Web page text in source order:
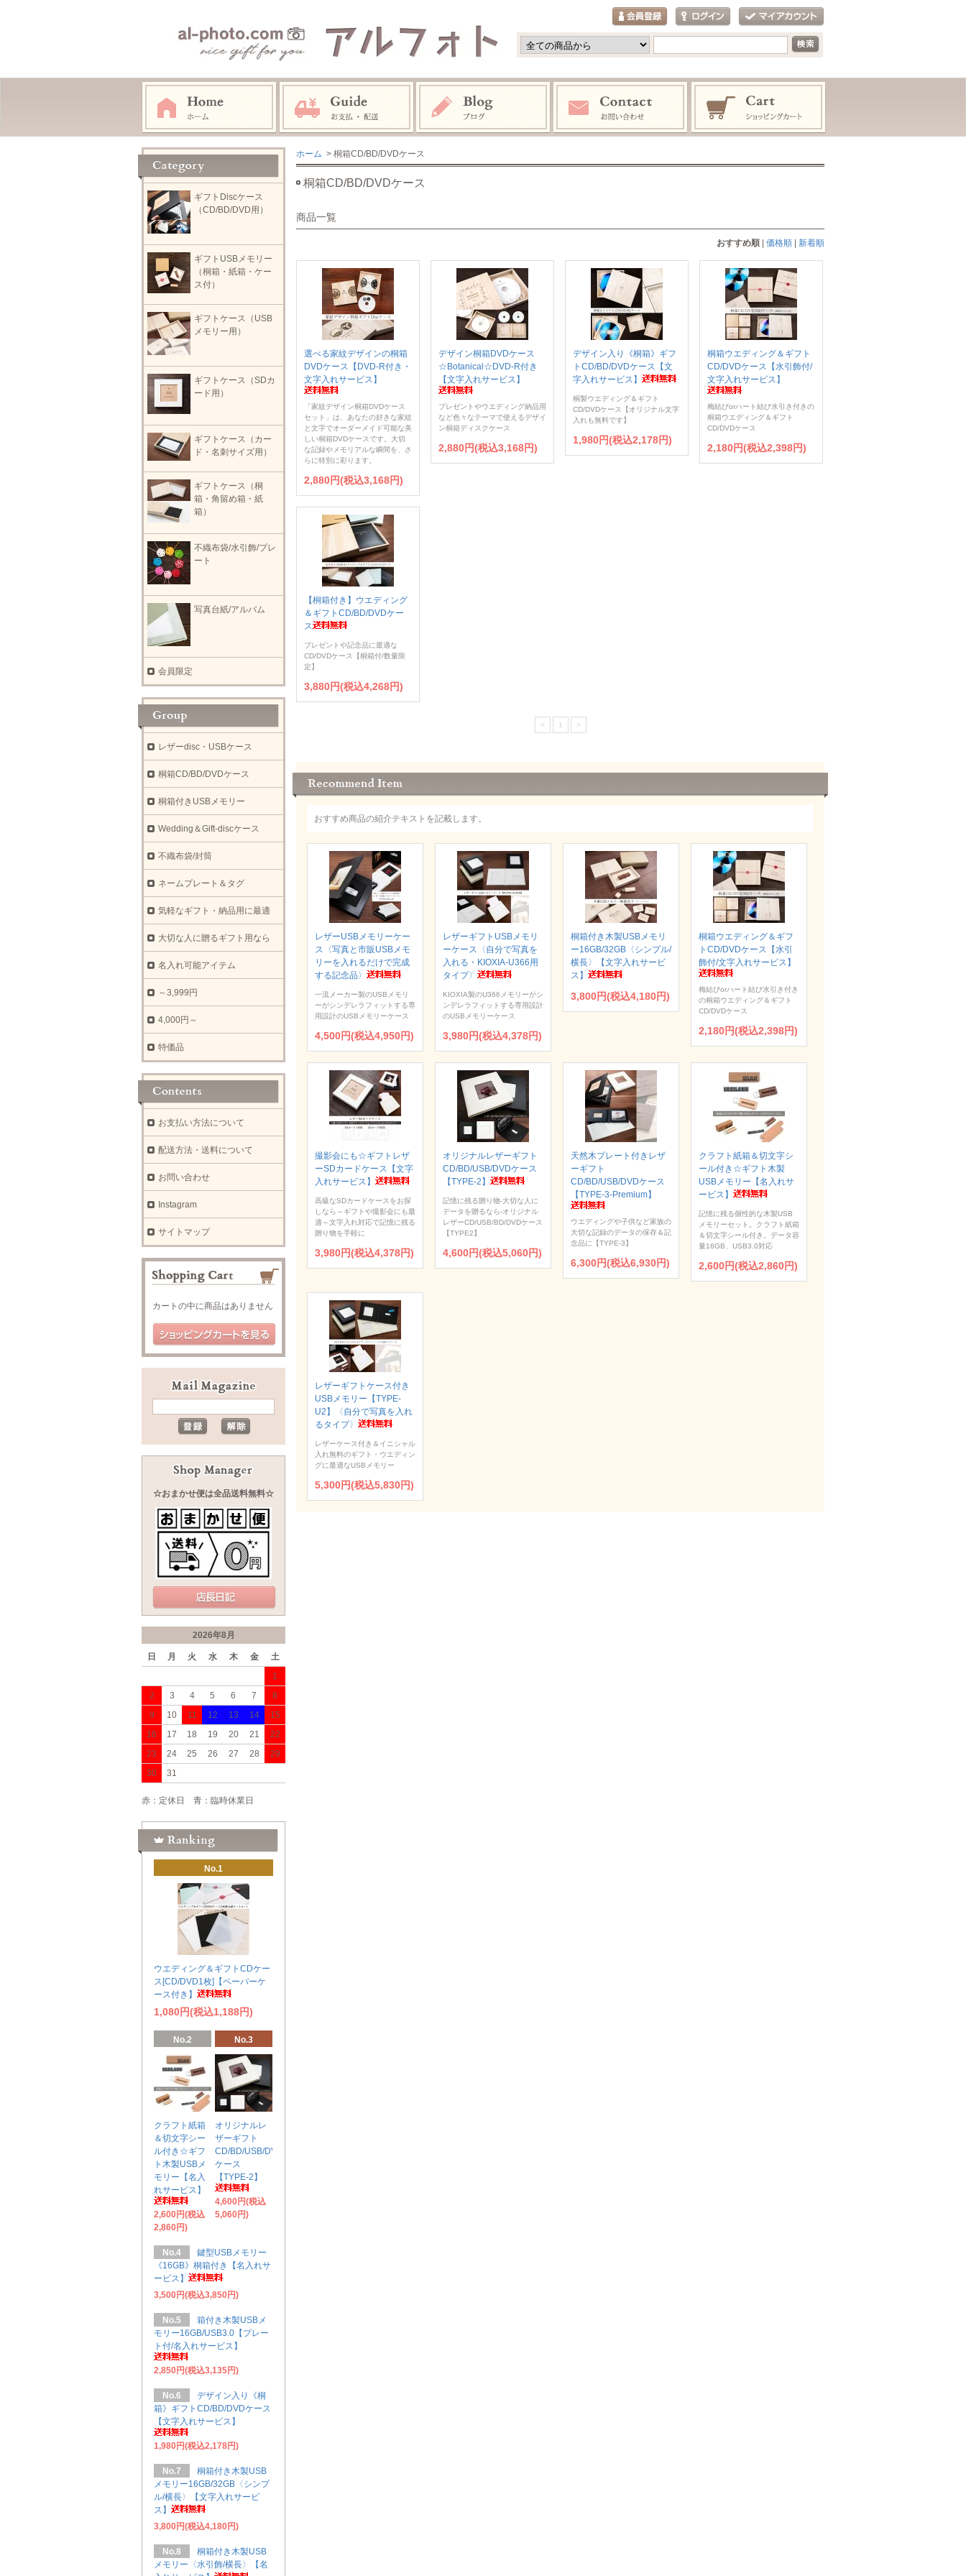
ホーム > 桐箱CD/BD/DVDケース
桐箱CD/BD/DVDケース
商品一覧
おすすめ順 価格順 新着順
選べる家紋デザインの桐箱
DVDケース【DVD-R付き・
文字入れサービス】
「家紋デザイン桐箱DVDケース
セット」は、あなたの好きな家紋
と文字でオーダーメイド可能な美
しい桐箱DVDケースです。大切
な記録やメモリアルな瞬間を、さ
らに特別に彩ります。
2,880円(税込3,168円)
デザイン桐箱DVDケース
☆Botanical☆DVD-R付き
【文字入れサービス】
プレゼントやウエディング納品用
など色々なテーマで使えるデザイ
ン桐箱ディスクケース
2,880円(税込3,168円)
デザイン入り《桐箱》ギフ
トCD/BD/DVDケース【文
字入れサービス】
桐製ウエディング＆ギフト
CD/DVDケース【オリジナル文字
入れも無料です】
1,980円(税込2,178円)
桐箱ウエディング＆ギフト
CD/DVDケース【水引飾付/
文字入れサービス】
梅結びorハート結び水引き付きの
桐箱ウエディング＆ギフト
CD/DVDケース
2,180円(税込2,398円)
【桐箱付き】ウエディング
＆ギフトCD/BD/DVDケー
ス
プレゼントや記念品に最適な
CD/DVDケース【桐箱付/数量限
定】
3,880円(税込4,268円)
< 1 >
おすすめ商品の紹介テキストを記載します。
レザーUSBメモリーケー
ス〈写真と市販USBメモ
リーを入れるだけで完成
する記念品〉
一流メーカー製のUSBメモリ
ーがシンデレラフィットする専
用設計のUSBメモリーケース
4,500円(税込4,950円)
レザーギフトUSBメモリ
ーケース〈自分で写真を
入れる・KIOXIA-U366用
タイプ〉
KIOXIA製のU366メモリーがシ
ンデレラフィットする専用設計
のUSBメモリーケース
3,980円(税込4,378円)
桐箱付き木製USBメモリ
ー16GB/32GB〈シンプル/
横長〉【文字入れサービ
ス】
3,800円(税込4,180円)
桐箱ウエディング＆ギフ
トCD/DVDケース【水引
飾付/文字入れサービス】
梅結びorハート結び水引き付き
の桐箱ウエディング＆ギフト
CD/DVDケース
2,180円(税込2,398円)
撮影会にも☆ギフトレザ
ーSDカードケース【文字
入れサービス】
高級なSDカードケースをお探
しなら～ギフトや撮影会にも最
適～文字入れ対応で記憶に残る
贈り物を手軽に
3,980円(税込4,378円)
オリジナルレザーギフト
CD/BD/USB/DVDケース
【TYPE-2】
記憶に残る贈り物-大切な人に
データを贈るなら-オリジナル
レザーCD/USB/BD/DVDケース
【TYPE2】
4,600円(税込5,060円)
天然木プレート付きレザ
ーギフト
CD/BD/USB/DVDケース
【TYPE-3-Premium】
ウエディングや子供など家族の
大切な記録のデータの保存＆記
念品に【TYPE-3】
6,300円(税込6,930円)
クラフト紙箱＆切文字シ
ール付き☆ギフト木製
USBメモリー【名入れサ
ービス】
記憶に残る個性的な木製USB
メモリーセット。クラフト紙箱
＆切文字シール付き。データ容
量16GB、USB3.0対応
2,600円(税込2,860円)
レザーギフトケース付き
USBメモリー【TYPE-
U2】〈自分で写真を入れ
るタイプ〉
レザーケース付き＆イニシャル
入れ無料のギフト・ウエディン
グに最適なUSBメモリー
5,300円(税込5,830円)
ギフトDiscケース
（CD/BD/DVD用）
ギフトUSBメモリー
（桐箱・紙箱・ケー
ス付）
ギフトケース（USB
メモリー用）
ギフトケース（SDカ
ード用）
ギフトケース（カー
ド・名刺サイズ用）
ギフトケース（桐
箱・角留め箱・紙
箱）
不織布袋/水引飾/プレ
ート
写真台紙/アルバム
会員限定
レザーdisc・USBケース
桐箱CD/BD/DVDケース
桐箱付きUSBメモリー
Wedding＆Gift-discケース
不織布袋/封筒
ネームプレート＆タグ
気軽なギフト・納品用に最適
大切な人に贈るギフト用なら
名入れ可能アイテム
～3,999円
4,000円～
特価品
お支払い方法について
配送方法・送料について
お問い合わせ
Instagram
サイトマップ
カートの中に商品はありません
☆おまかせ便は全品送料無料☆
2026年8月
日 月 火 水 木 金
土
1
2
3 4 5 6 7
8
9
10 11 12 13 14
15
16
17 18 19 20 21
22
23
24 25 26 27 28
29
30
31
赤：定休日 青：臨時休業日
No.1
ウエディング＆ギフトCDケー
ス[CD/DVD1枚]【ペーパーケ
ース付き】
1,080円(税込1,188円)
No.2
クラフト紙箱
＆切文字シー
ル付き☆ギフ
ト木製USBメ
モリー【名入
れサービス】
2,600円(税込
2,860円)
No.3
オリジナルレ
ザーギフト
CD/BD/USB/DVD
ケース
【TYPE-2】
4,600円(税込
5,060円)
No.4
鍵型USBメモリー
《16GB》桐箱付き【名入れサ
ービス】
3,500円(税込3,850円)
No.5
箱付き木製USBメ
モリー16GB/USB3.0【プレー
ト付/名入れサービス】
2,850円(税込3,135円)
No.6
デザイン入り《桐
箱》ギフトCD/BD/DVDケース
【文字入れサービス】
1,980円(税込2,178円)
No.7
桐箱付き木製USB
メモリー16GB/32GB〈シンプ
ル/横長〉【文字入れサービ
ス】
3,800円(税込4,180円)
No.8
桐箱付き木製USB
メモリー〈水引飾/横長〉【名